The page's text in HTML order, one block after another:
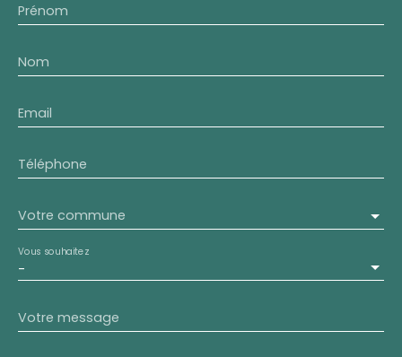
Prénom
Nom
Email
Téléphone
Votre commune
-
Vous souhaitez
Votre message